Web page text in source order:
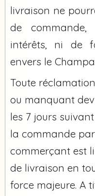
livraison ne
de
intérêts, ni de
envers le
Toute
ou manquant
les 7 jours
la commande
commerçant est
de livraison en
force majeure. A